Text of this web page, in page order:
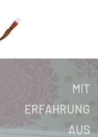
MIT
ERFAHRUNG
AUS